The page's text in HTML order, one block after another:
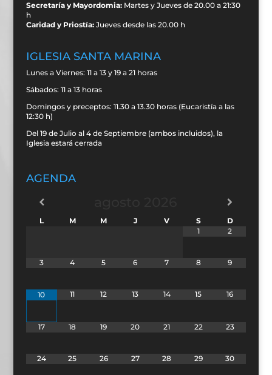
Secretaría y Mayordomia:Martes y Jueves de 20.00 a 21:30
h
Caridad y Priostía:Jueves desde las 20.00 h
IGLESIA SANTA MARINA
Lunes a Viernes: 11 a 13 y 19 a 21 horas
Sábados: 11 a 13 horas
Domingos y preceptos: 11.30 a 13.30 horas (Eucaristía a las
12:30 h)
Del 19 de Julio al 4 de Septiembre (ambos incluidos), la
Iglesia estará cerrada
AGENDA
L M M J V S
D
1
2
3 4 5 6 7 8 9
10 11 12 13 14 15 16
17 18 19 20 21 22 23
24 25 26 27 28 29 30